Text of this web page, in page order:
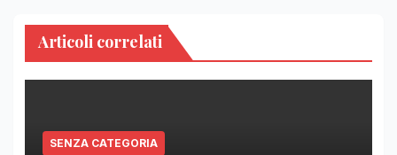
Articoli correlati
SENZA CATEGORIA